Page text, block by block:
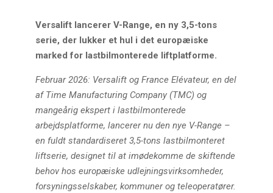
Versalift lancerer V-Range, en ny 3,5-tons
serie, der lukker et hul i det europæiske
marked for lastbilmonterede liftplatforme.
Februar 2026: Versalift og France Elévateur, en del
af Time Manufacturing Company (TMC) og
mangeårig ekspert i lastbilmonterede
arbejdsplatforme, lancerer nu den nye V-Range –
en fuldt standardiseret 3,5-tons lastbilmonteret
liftserie, designet til at imødekomme de skiftende
behov hos europæiske udlejningsvirksomheder,
forsyningsselskaber, kommuner og teleoperatører.